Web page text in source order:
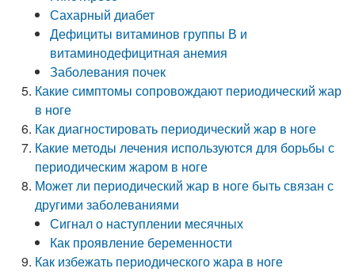
Сахарный диабет
Дефициты витаминов группы В и
витаминодефицитная анемия
Заболевания почек
Какие симптомы сопровождают периодический жар
в ноге
Как диагностировать периодический жар в ноге
Какие методы лечения используются для борьбы с
периодическим жаром в ноге
Может ли периодический жар в ноге быть связан с
другими заболеваниями
Сигнал о наступлении месячных
Как проявление беременности
Как избежать периодического жара в ноге